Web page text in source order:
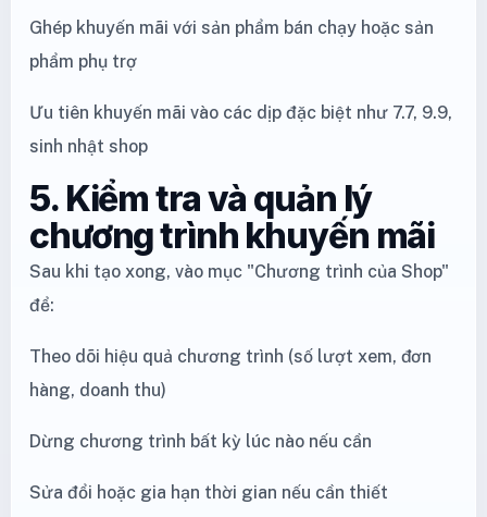
Ghép khuyến mãi với sản phẩm bán chạy hoặc sản
phẩm phụ trợ
Ưu tiên khuyến mãi vào các dịp đặc biệt như 7.7, 9.9,
sinh nhật shop
5. Kiểm tra và quản lý
chương trình khuyến mãi
Sau khi tạo xong, vào mục "Chương trình của Shop"
để:
Theo dõi hiệu quả chương trình (số lượt xem, đơn
hàng, doanh thu)
Dừng chương trình bất kỳ lúc nào nếu cần
Sửa đổi hoặc gia hạn thời gian nếu cần thiết